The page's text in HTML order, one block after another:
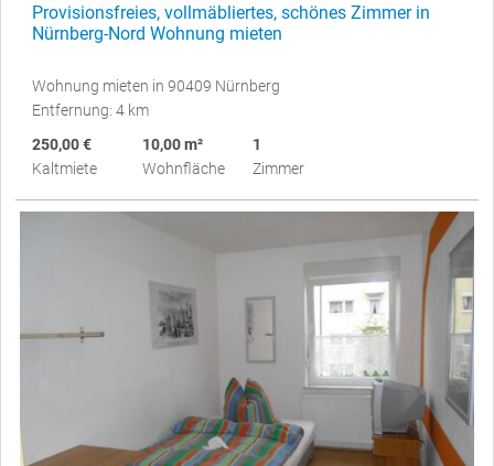
Provisionsfreies, vollmäbliertes, schönes Zimmer in
Nürnberg-Nord Wohnung mieten
Wohnung mieten in 90409 Nürnberg
Entfernung: 4 km
250,00 €
Kaltmiete
10,00 m²
Wohnfläche
1
Zimmer